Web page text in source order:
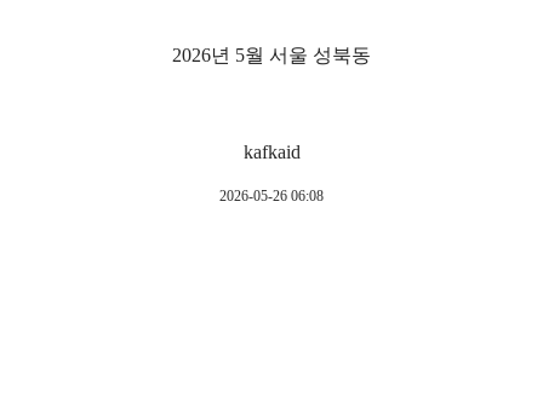
2026년 5월 서울 성북동
kafkaid
2026-05-26 06:08